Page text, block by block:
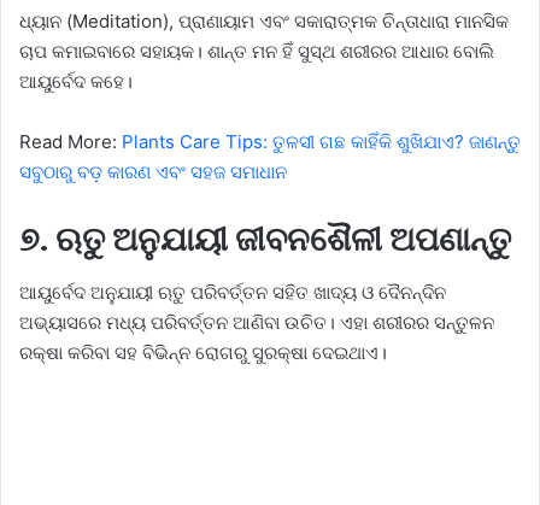
ଧ୍ୟାନ (Meditation), ପ୍ରାଣାୟାମ ଏବଂ ସକାରାତ୍ମକ ଚିନ୍ତାଧାରା ମାନସିକ
ଚାପ କମାଇବାରେ ସହାୟକ। ଶାନ୍ତ ମନ ହିଁ ସୁସ୍ଥ ଶରୀରର ଆଧାର ବୋଲି
ଆୟୁର୍ବେଦ କହେ।
Read More: Plants Care Tips: ତୁଳସୀ ଗଛ କାହିଁକି ଶୁଖିଯାଏ? ଜାଣନ୍ତୁ
ସବୁଠାରୁ ବଡ଼ କାରଣ ଏବଂ ସହଜ ସମାଧାନ
୭. ଋତୁ ଅନୁଯାୟୀ ଜୀବନଶୈଳୀ ଅପଣାନ୍ତୁ
ଆୟୁର୍ବେଦ ଅନୁଯାୟୀ ଋତୁ ପରିବର୍ତ୍ତନ ସହିତ ଖାଦ୍ୟ ଓ ଦୈନନ୍ଦିନ
ଅଭ୍ୟାସରେ ମଧ୍ୟ ପରିବର୍ତ୍ତନ ଆଣିବା ଉଚିତ। ଏହା ଶରୀରର ସନ୍ତୁଳନ
ରକ୍ଷା କରିବା ସହ ବିଭିନ୍ନ ରୋଗରୁ ସୁରକ୍ଷା ଦେଇଥାଏ।